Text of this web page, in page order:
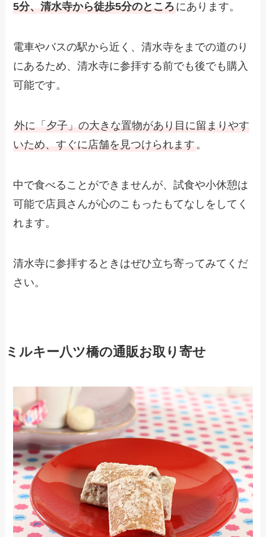
5分、清水寺から徒歩5分のところ にあります。
電車やバスの駅から近く、清水寺をまでの道のり
にあるため、清水寺に参拝する前でも後でも購入
可能です。
外に「夕子」の大きな置物があり目に留まりやす
いため、すぐに店舗を見つけられます 。
中で食べることができませんが、試食や小休憩は
可能で店員さんが心のこもったもてなしをしてく
れます。
清水寺に参拝するときはぜひ立ち寄ってみてくだ
さい。
ミルキー八ツ橋の通販お取り寄せ